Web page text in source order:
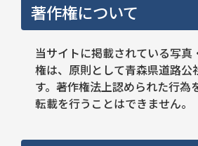
著作権について
当サイトに掲載されている写真
権は、原則として青森県道路公
す。著作権法上認められた行為
転載を行うことはできません。